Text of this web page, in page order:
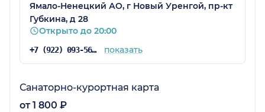
Ямало-Ненецкий АО, г Новый Уренгой, пр-кт
Губкина, д 28
Открыто до 20:00
+7 (922) 093-56-21 показать
Санаторно-курортная карта
от 1 800 ₽